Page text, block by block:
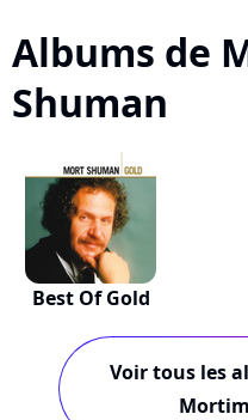
Albums de
Shuman
Best Of Gold
Voir tous les